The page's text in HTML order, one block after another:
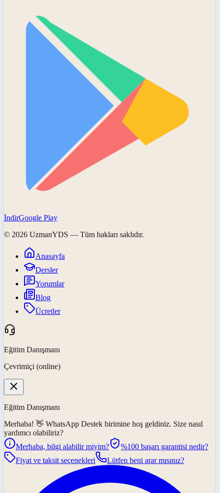
İndirGoogle Play
© 2026 UzmanYDS — Tüm hakları saklıdır.
Anasayfa
Dersler
Yorumlar
Blog
Ücretler
Eğitim Danışmanı
Çevrimiçi (online)
Eğitim Danışmanı
Merhaba! 👋 WhatsApp Destek birimine hoş geldiniz. Size nasıl
yardımcı olabiliriz?
Merhaba, bilgi alabilir miyim?
%100 başarı garantisi nedir?
Fiyat ve taksit seçenekleri
Lütfen beni arar mısınız?